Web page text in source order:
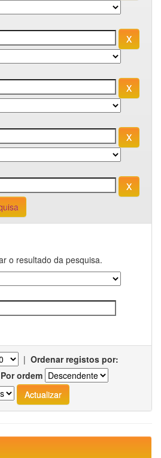
o resultado da pesquisa.
| Ordenar registos por:
Por ordem